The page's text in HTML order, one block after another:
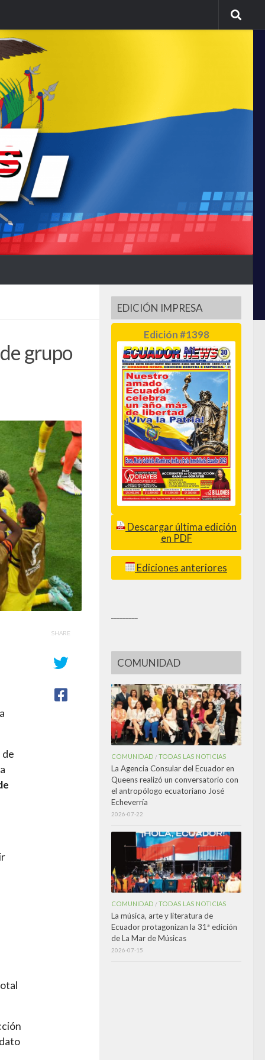
grupo
de
SHARE
EDICIÓN IMPRESA
Edición #1398
Descargar última edición
en PDF
Ediciones anteriores
COMUNIDAD
COMUNIDAD /TODAS LAS NOTICIAS
La Agencia Consular del Ecuador en
Queens realizó un conversatorio con
el antropólogo ecuatoriano José
Echeverría
2026-07-22
COMUNIDAD /TODAS LAS NOTICIAS
La música, arte y literatura de
Ecuador protagonizan la 31ª edición
de La Mar de Músicas
2026-07-15